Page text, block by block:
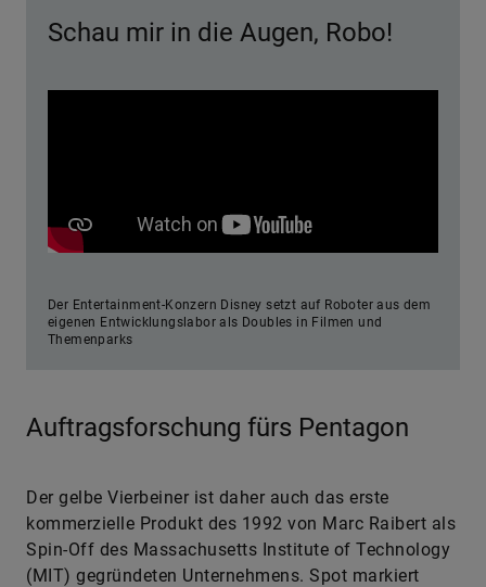
Schau mir in die Augen, Robo!
Der Entertainment-Konzern Disney setzt auf Roboter aus dem
eigenen Entwicklungslabor als Doubles in Filmen und
Themenparks
Auftragsforschung fürs Pentagon
Der gelbe Vierbeiner ist daher auch das erste
kommerzielle Produkt des 1992 von Marc Raibert als
Spin-Off des Massachusetts Institute of Technology
(MIT) gegründeten Unternehmens. Spot markiert